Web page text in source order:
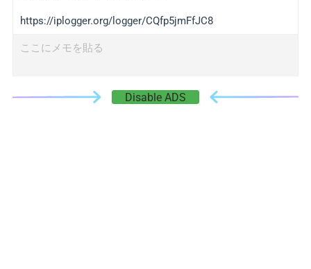
https://iplogger.org/logger/CQfp5jmFfJC8
ここにメモを貼る
Disable ADS